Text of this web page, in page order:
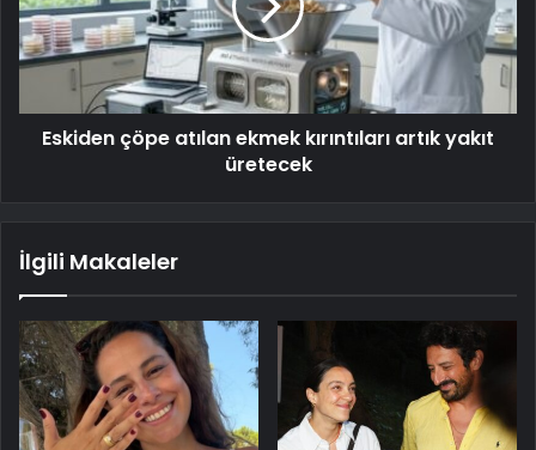
Eskiden çöpe atılan ekmek kırıntıları artık yakıt
üretecek
İlgili Makaleler